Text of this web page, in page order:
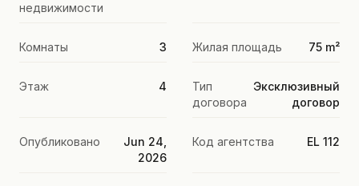
недвижимости
Комнаты 3 Жилая площадь 75 m²
Этаж 4
Тип
договора
Эксклюзивный
договор
Опубликовано
Jun 24,
2026
Код агентства EL 112